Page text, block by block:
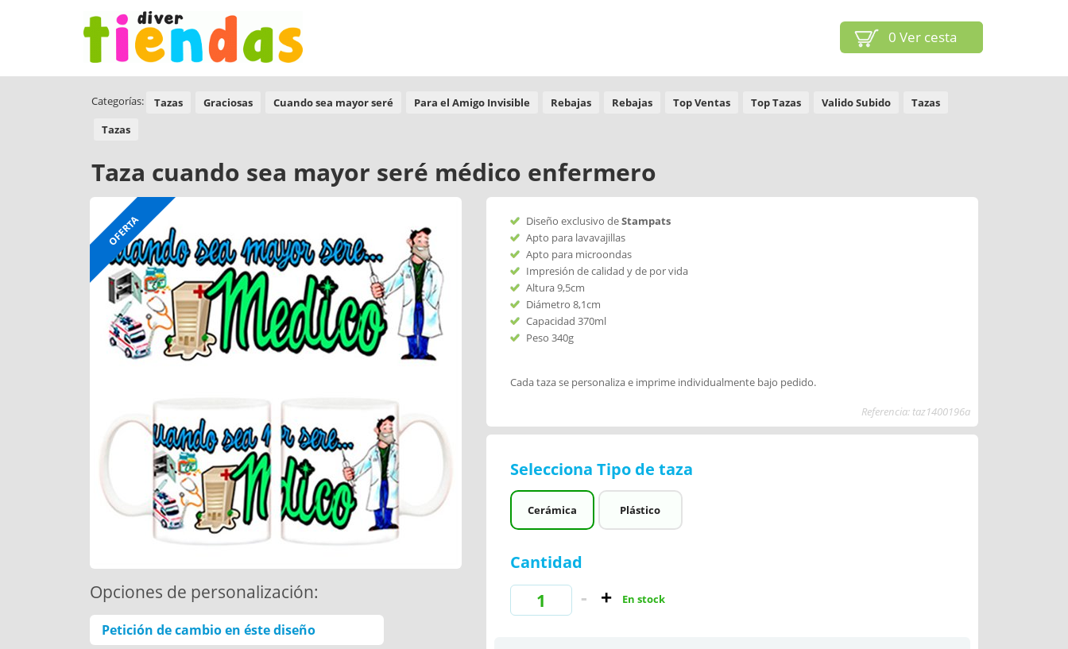
0 Ver cesta
Categorías: Tazas Graciosas Cuando sea mayor seré Para el Amigo Invisible Rebajas Rebajas Top Ventas Top Tazas Valido Subido
Tazas
Tazas
Taza cuando sea mayor seré médico enfermero
OFERTA
Opciones de personalización:
Petición de cambio en éste diseño
Diseño exclusivo deStampats
Apto para lavavajillas
Apto para microondas
Impresión de calidad y de por vida
Altura 9,5cm
Diámetro 8,1cm
Capacidad 370ml
Peso 340g
Cada taza se personaliza e imprime individualmente bajo pedido.
Referencia: taz1400196a
Selecciona Tipo de taza
Cerámica Plástico
Cantidad
En stock